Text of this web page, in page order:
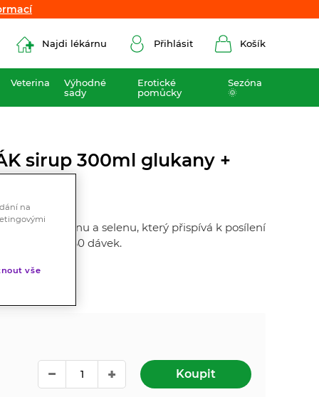
Najdi lékárnu Přihlásit Košík
Veterina
Výhodné
sady
Erotické
pomůcky
Sezóna
🌞
sirup 300ml glukany +
laktoferinu a selenu, který přispívá k posílení
chuť. Až 60 dávek.
Koupit
na
vše